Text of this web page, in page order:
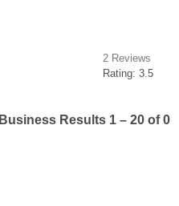
2 Reviews
Rating: 3.5
Business Results 1 – 20 of 0